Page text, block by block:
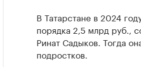
В Татарстане в 2024
порядка 2,5 млрд руб.,
Ринат Садыков. Тогда
подростков.